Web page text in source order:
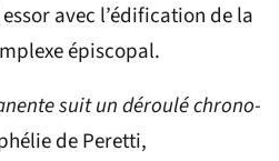
avec l’édification de la
épiscopal.
suit un déroulé chrono-
de Peretti,